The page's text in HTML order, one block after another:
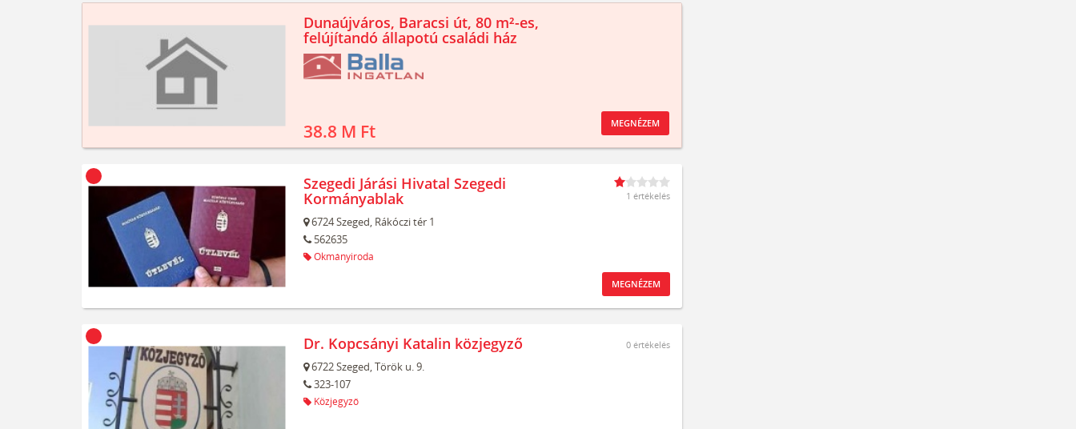
Dunaújváros, Baracsi út, 80 m²-es,
felújítandó állapotú családi ház
38.8 M Ft MEGNÉZEM
Szegedi Járási Hivatal Szegedi
Kormányablak
6724Szeged, Rákóczi tér 1
562635
Okmányiroda
1 értékelés
MEGNÉZEM
Dr. Kopcsányi Katalin közjegyző
6722Szeged,Török u. 9.
323-107
Közjegyző
0 értékelés